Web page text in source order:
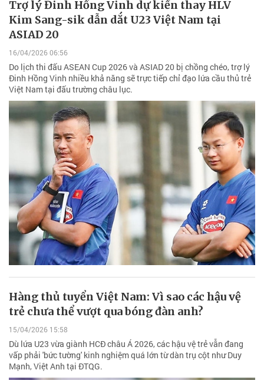
Trợ lý Đinh Hồng Vinh dự kiến thay HLV
Kim Sang-sik dẫn dắt U23 Việt Nam tại
ASIAD 20
16/04/2026 06:56
Do lịch thi đấu ASEAN Cup 2026 và ASIAD 20 bị chồng chéo, trợ lý
Đinh Hồng Vinh nhiều khả năng sẽ trực tiếp chỉ đạo lứa cầu thủ trẻ
Việt Nam tại đấu trường châu lục.
Hàng thủ tuyển Việt Nam: Vì sao các hậu vệ
trẻ chưa thể vượt qua bóng đàn anh?
15/04/2026 15:58
Dù lứa U23 vừa giành HCĐ châu Á 2026, các hậu vệ trẻ vẫn đang
vấp phải 'bức tường' kinh nghiệm quá lớn từ dàn trụ cột như Duy
Mạnh, Việt Anh tại ĐTQG.